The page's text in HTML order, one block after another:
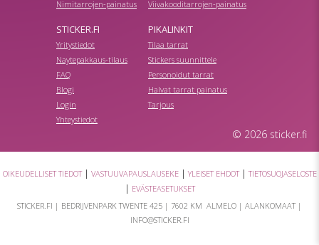
Nimitarrojen-painatus
Viivakooditarrojen-painatus
STICKER.FI
Yritystiedot
Naytepakkaus-tilaus
FAQ
Blogi
Login
Yhteystiedot
PIKALINKIT
Tilaa tarrat
Stickers suunnittele
Personoidut tarrat
Halvat tarrat painatus
Tarjous
© 2026 sticker.fi
OIKEUDELLISET TIEDOT| VASTUUVAPAUSLAUSEKE|YLEISET EHDOT|TIETOSUOJASELOSTE
| EVÄSTEASETUKSET
STICKER.FI | BEDRIJVENPARK TWENTE 425 | 7602 KM ALMELO | ALANKOMAAT |
INFO@STICKER.FI